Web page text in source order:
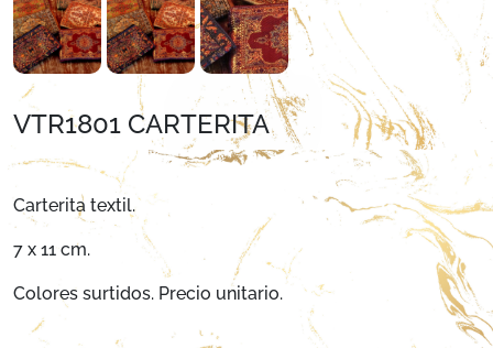
VTR1801 CARTERITA
Carterita textil.
7 x 11 cm.
Colores surtidos. Precio unitario.